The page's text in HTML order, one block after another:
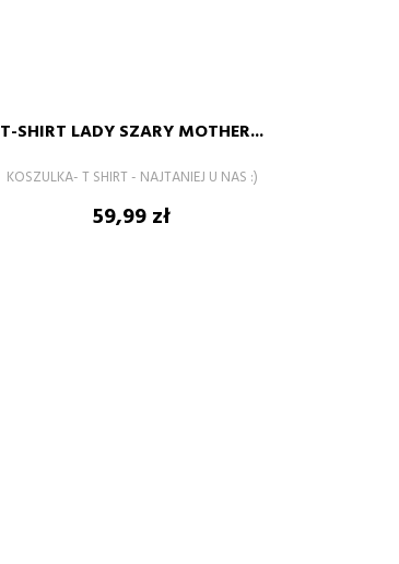
T-SHIRT LADY SZARY MOTHER...
KOSZULKA- T SHIRT - NAJTANIEJ U NAS :)
Cena
59,99 zł
– +
DODAJ DO KOSZYKA